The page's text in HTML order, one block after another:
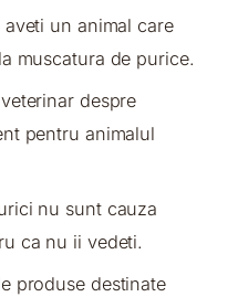
un animal care
muscatura de purice.
despre
pentru animalul
nu sunt cauza
ca nu ii vedeti.
produse destinate